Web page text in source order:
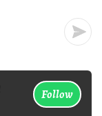
Follow